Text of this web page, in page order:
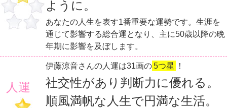
ように。
あなたの人生を表す1番重要な運勢です。生涯を
通じて影響する総合運となり、主に50歳以降の晩
年期に影響を及ぼします。
人運
伊藤涼音さんの人運は31画の5つ星 ！
社交性があり判断力に優れる。
順風満帆な人生で円満な生活。